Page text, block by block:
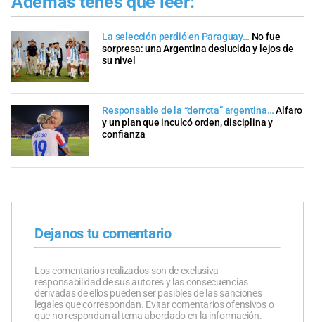
La selección perdió en Paraguay… No fue
sorpresa: una Argentina deslucida y lejos de
su nivel
Responsable de la “derrota” argentina… Alfaro
y un plan que inculcó orden, disciplina y
confianza
Dejanos tu comentario
Los comentarios realizados son de exclusiva
responsabilidad de sus autores y las consecuencias
derivadas de ellos pueden ser pasibles de las sanciones
legales que correspondan. Evitar comentarios ofensivos o
que no respondan al tema abordado en la información.